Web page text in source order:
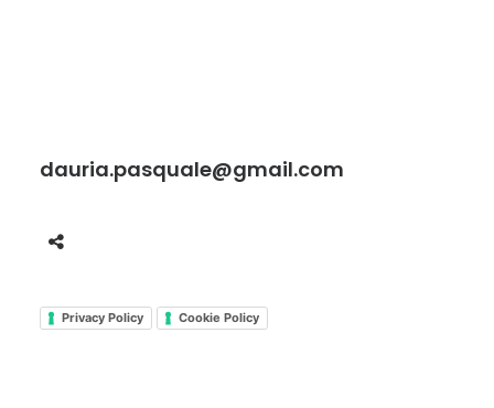
dauria.pasquale@gmail.com
Privacy Policy Cookie Policy